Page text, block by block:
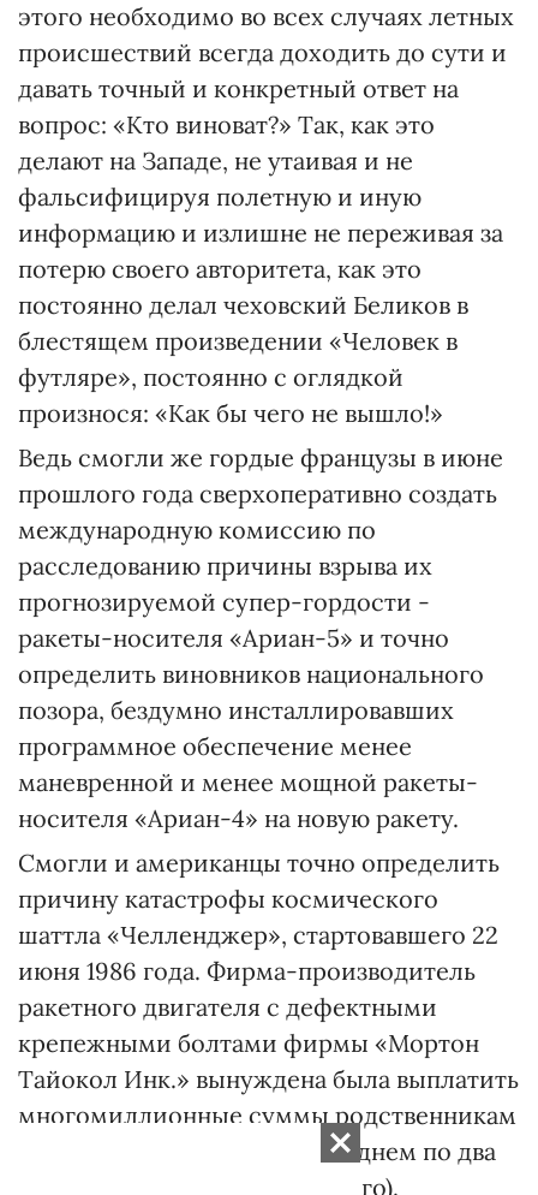
этого необходимо во всех случаях летных
происшествий всегда доходить до сути и
давать точный и конкретный ответ на
вопрос: «Кто виноват?» Так, как это
делают на Западе, не утаивая и не
фальсифицируя полетную и иную
информацию и излишне не переживая за
потерю своего авторитета, как это
постоянно делал чеховский Беликов в
блестящем произведении «Человек в
футляре», постоянно с оглядкой
произнося: «Как бы чего не вышло!»
Ведь смогли же гордые французы в июне
прошлого года сверхоперативно создать
международную комиссию по
расследованию причины взрыва их
прогнозируемой супер-гордости -
ракеты-носителя «Ариан-5» и точно
определить виновников национального
позора, бездумно инсталлировавших
программное обеспечение менее
маневренной и менее мощной ракеты-
носителя «Ариан-4» на новую ракету.
Смогли и американцы точно определить
причину катастрофы космического
шаттла «Челленджер», стартовавшего 22
июня 1986 года. Фирма-производитель
ракетного двигателя с дефектными
крепежными болтами фирмы «Мортон
Тайокол Инк.» вынуждена была выплатить
многомиллионные суммы родственникам
погибших астронавтов (в среднем по два
миллиона долларов за каждого).